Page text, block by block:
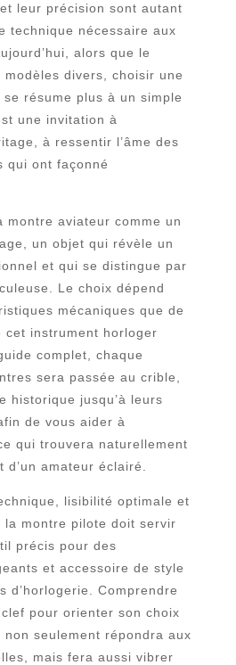
leur précision sont autant
technique nécessaire aux
alors que le
modèles divers, choisir une
résume plus à un simple
une invitation à
à ressentir l’âme des
qui ont façonné
montre aviateur comme un
un objet qui révèle un
et qui se distingue par
Le choix dépend
mécaniques que de
cet instrument horloger
complet, chaque
sera passée au crible,
historique jusqu’à leurs
de vous aider à
qui trouvera naturellement
amateur éclairé.
lisibilité optimale et
la montre pilote doit servir
précis pour des
et accessoire de style
d’horlogerie. Comprendre
pour orienter son choix
seulement répondra aux
mais fera aussi vibrer